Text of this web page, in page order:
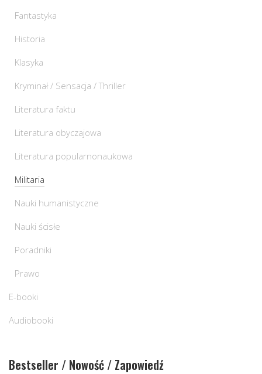
Fantastyka
Historia
Klasyka
Kryminał / Sensacja / Thriller
Literatura faktu
Literatura obyczajowa
Literatura popularnonaukowa
Militaria
Nauki humanistyczne
Nauki ścisłe
Poradniki
Prawo
E-booki
Audiobooki
Bestseller / Nowość / Zapowiedź